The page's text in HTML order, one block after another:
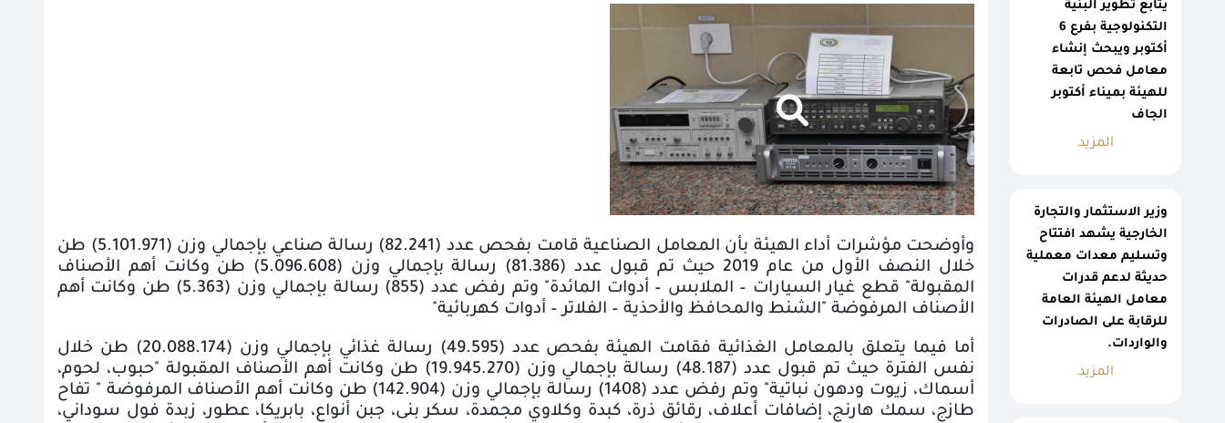
يتابع تطوير البنية
التكنولوجية بفرع 6
أكتوبر ويبحث إنشاء
معامل فحص تابعة
للهيئة بميناء أكتوبر
الجاف
المزيد
وزير الاستثمار والتجارة
الخارجية يشهد افتتاح
وتسليم معدات معملية
حديثة لدعم قدرات
معامل الهيئة العامة
للرقابة على الصادرات
والواردات.
المزيد
وأوضحت مؤشرات أداء الهيئة بأن المعامل الصناعية قامت بفحص عدد (82.241) رسالة صناعي بإجمالي وزن (5.101.971) طن
خلال النصف الأول من عام 2019 حيث تم قبول عدد (81.386) رسالة بإجمالي وزن (5.096.608) طن وكانت أهم الأصناف
المقبولة" قطع غيار السيارات – الملابس – أدوات المائدة" وتم رفض عدد (855) رسالة بإجمالي وزن (5.363) طن وكانت أهم
الأصناف المرفوضة "الشنط والمحافظ والأحذية – الفلاتر – أدوات كهربائية"
أما فيما يتعلق بالمعامل الغذائية فقامت الهيئة بفحص عدد (49.595) رسالة غذائي بإجمالي وزن (20.088.174) طن خلال
نفس الفترة حيث تم قبول عدد (48.187) رسالة بإجمالي وزن (19.945.270) طن وكانت أهم الأصناف المقبولة "حبوب، لحوم،
أسماك، زيوت ودهون نباتية" وتم رفض عدد (1408) رسالة بإجمالي وزن (142.904) طن وكانت أهم الأصناف المرفوضة " تفاح
طازج، سمك هارنج، إضافات أعلاف، رقائق ذرة، كبدة وكلاوي مجمدة، سكر بنى، جبن أنواع، بابريكا، عطور، زبدة فول سوداني،